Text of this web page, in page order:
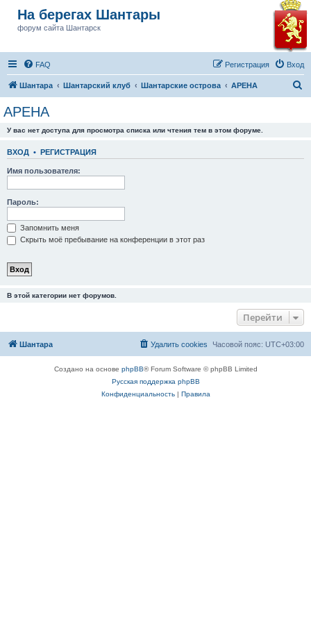
На берегах Шантары
форум сайта Шантарск
FAQ Вход
Регистрация
Шантара Шантарский клуб Шантарские острова АРЕНА
АРЕНА
У вас нет доступа для просмотра списка или чтения тем в этом форуме.
ВХОД • РЕГИСТРАЦИЯ
Имя пользователя:
Пароль:
Запомнить меня
Скрыть моё пребывание на конференции в этот раз
В этой категории нет форумов.
Перейти
Шантара Часовой пояс: UTC+03:00
Удалить cookies
Создано на основе phpBB® Forum Software © phpBB Limited
Русская поддержка phpBB
Конфиденциальность| Правила